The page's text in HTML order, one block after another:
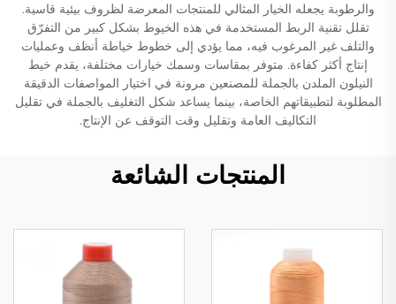
والرطوبة يجعله الخيار المثالي للمنتجات المعرضة لظروف بيئية قاسية.
تقلل تقنية الربط المستخدمة في هذه الخيوط بشكل كبير من التفرّق
والتلف غير المرغوب فيه، مما يؤدي إلى خطوط خياطة أنظف وعمليات
إنتاج أكثر كفاءة. متوفر بمقاسات وسمك خيارات مختلفة، يقدم خيط
النيلون الملدن بالجملة للمصنعين مرونة في اختيار المواصفات الدقيقة
المطلوبة لتطبيقاتهم الخاصة، بينما يساعد شكل التغليف بالجملة في تقليل
التكاليف العامة وتقليل وقت التوقف عن الإنتاج.
المنتجات الشائعة